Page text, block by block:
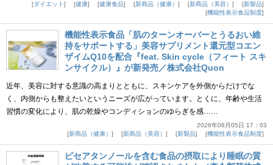
ダイエット
健康 健康食品 新商品（健康） 新商品（美容）
新製品
機能性表示食品制度
機能性表示食品「肌のターンオーバーとうるおい維
持をサポートする」美容サプリメント還元型コエン
ザイムQ10を配合『feat. Skin cycle（フィート スキ
ンサイクル）』が新発売／株式会社Quon
近年、美容に対する意識の高まりとともに、スキンケアを外側からだけでな
く、内側からも整えたいというニーズが広がっています。とくに、年齢や生活
習慣の変化により、肌の乾燥やコンディションのゆらぎを感……
2026年08月05日 17：03
新商品（健康）
新商品（美容） 新製品 機能性表示食品制度
ピセアタンノールを含む食品の摂取により睡眠の質